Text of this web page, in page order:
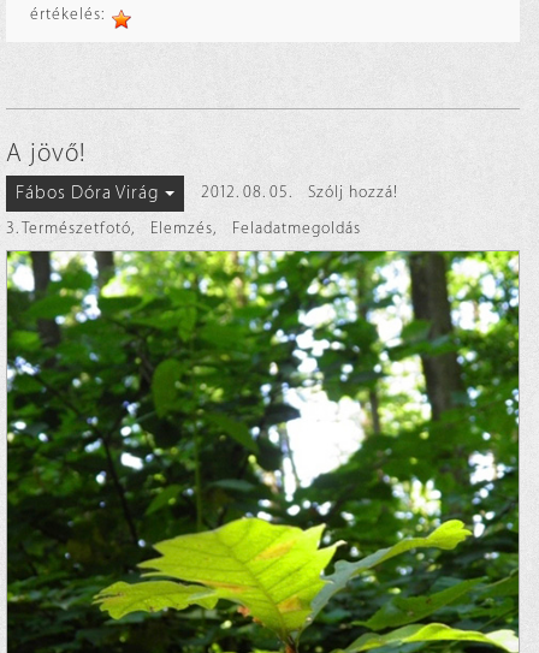
értékelés:
A jövő!
Fábos Dóra Virág 2012. 08. 05.
Szólj hozzá!
3. Természetfotó, Elemzés, Feladatmegoldás